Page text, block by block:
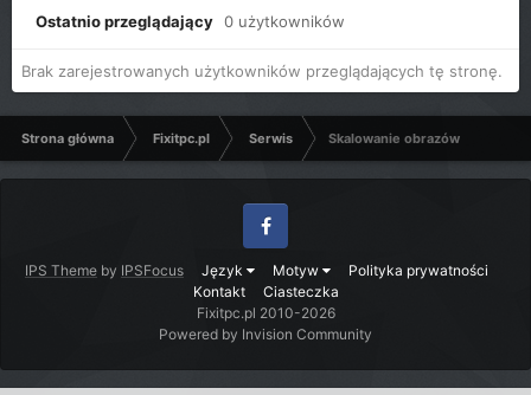
Ostatnio przeglądający 0 użytkowników
Brak zarejestrowanych użytkowników przeglądających tę stronę.
Strona główna Fixitpc.pl Serwis Skalowanie obrazów
IPS Theme by IPSFocus Język Motyw
Polityka prywatności
Kontakt
Ciasteczka
Facebook
Fixitpc.pl 2010-2026
Powered by Invision Community